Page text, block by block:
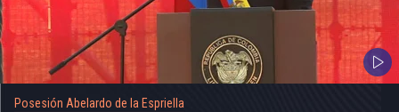
Posesión Abelardo de la Espriella